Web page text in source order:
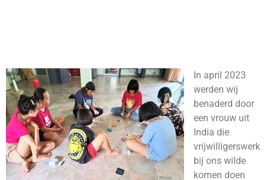
In april 2023
werden wij
benaderd door
een vrouw uit
India die
vrijwilligerswerk
bij ons wilde
komen doen